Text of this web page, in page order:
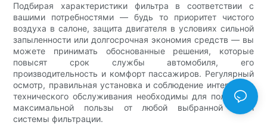
Подбирая характеристики фильтра в соответствии с
вашими потребностями — будь то приоритет чистого
воздуха в салоне, защита двигателя в условиях сильной
запыленности или долгосрочная экономия средств — вы
можете принимать обоснованные решения, которые
повысят срок службы автомобиля, его
производительность и комфорт пассажиров. Регулярный
осмотр, правильная установка и соблюдение интервалов
технического обслуживания необходимы для получения
максимальной пользы от любой выбранной вами
системы фильтрации.